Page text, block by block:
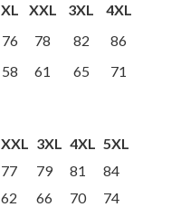
XL XXL 3XL
4XL
76 78 82
86
58 61 65
71
XXL 3XL 4XL 5XL
77 79 81
84
62 66 70 74